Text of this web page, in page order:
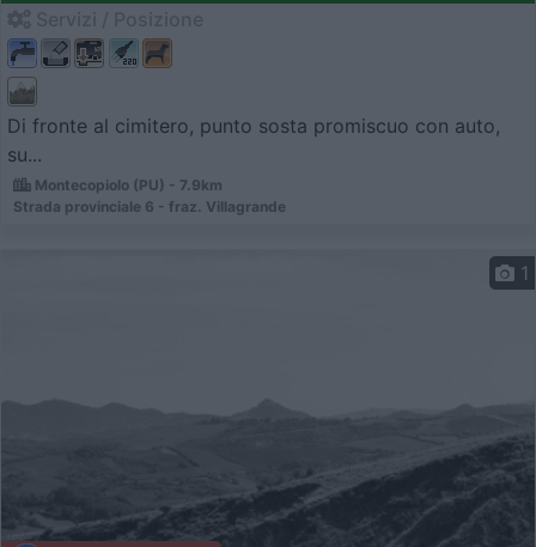
Di fronte al cimitero, punto sosta promiscuo con auto,
su...
Montecopiolo (PU) - 7.9km
Strada provinciale 6 - fraz. Villagrande
1